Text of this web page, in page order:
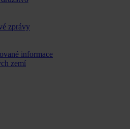
zprávy
informace
zemí